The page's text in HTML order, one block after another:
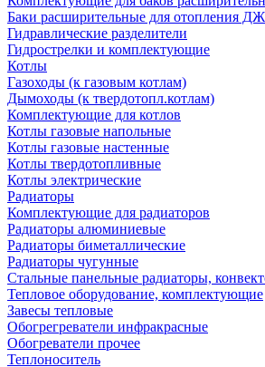
Баки расширительные для отопления
Гидравлические разделители
Гидрострелки и комплектующие
Котлы
Газоходы (к газовым котлам)
Дымоходы (к твердотопл.котлам)
Комплектующие для котлов
Котлы газовые напольные
Котлы газовые настенные
Котлы твердотопливные
Котлы электрические
Радиаторы
Комплектующие для радиаторов
Радиаторы алюминиевые
Радиаторы биметаллические
Радиаторы чугунные
Стальные панельные радиаторы,
Тепловое оборудование, комплектующие
Завесы тепловые
Обогрегреватели инфракрасные
Обогреватели прочее
Теплоноситель